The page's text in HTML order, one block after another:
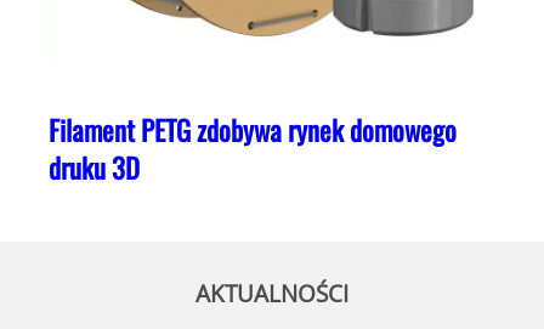
Filament PETG zdobywa rynek domowego
druku 3D
AKTUALNOŚCI